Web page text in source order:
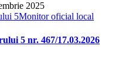
2025
5Monitor oficial local
5 nr. 467/17.03.2026